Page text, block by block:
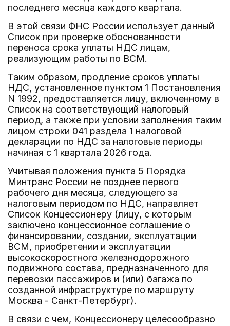
последнего месяца каждого квартала.
В этой связи ФНС России использует данный
Список при проверке обоснованности
переноса срока уплаты НДС лицам,
реализующим работы по ВСМ.
Таким образом, продление сроков уплаты
НДС, установленное пунктом 1 Постановления
N 1992, предоставляется лицу, включенному в
Список на соответствующий налоговый
период, а также при условии заполнения таким
лицом строки 041 раздела 1 налоговой
декларации по НДС за налоговые периоды
начиная с 1 квартала 2026 года.
Учитывая положения пункта 5 Порядка
Минтранс России не позднее первого
рабочего дня месяца, следующего за
налоговым периодом по НДС, направляет
Список Концессионеру (лицу, с которым
заключено концессионное соглашение о
финансировании, создании, эксплуатации
ВСМ, приобретении и эксплуатации
высокоскоростного железнодорожного
подвижного состава, предназначенного для
перевозки пассажиров и (или) багажа по
созданной инфраструктуре по маршруту
Москва - Санкт-Петербург).
В связи с чем, Концессионеру целесообразно